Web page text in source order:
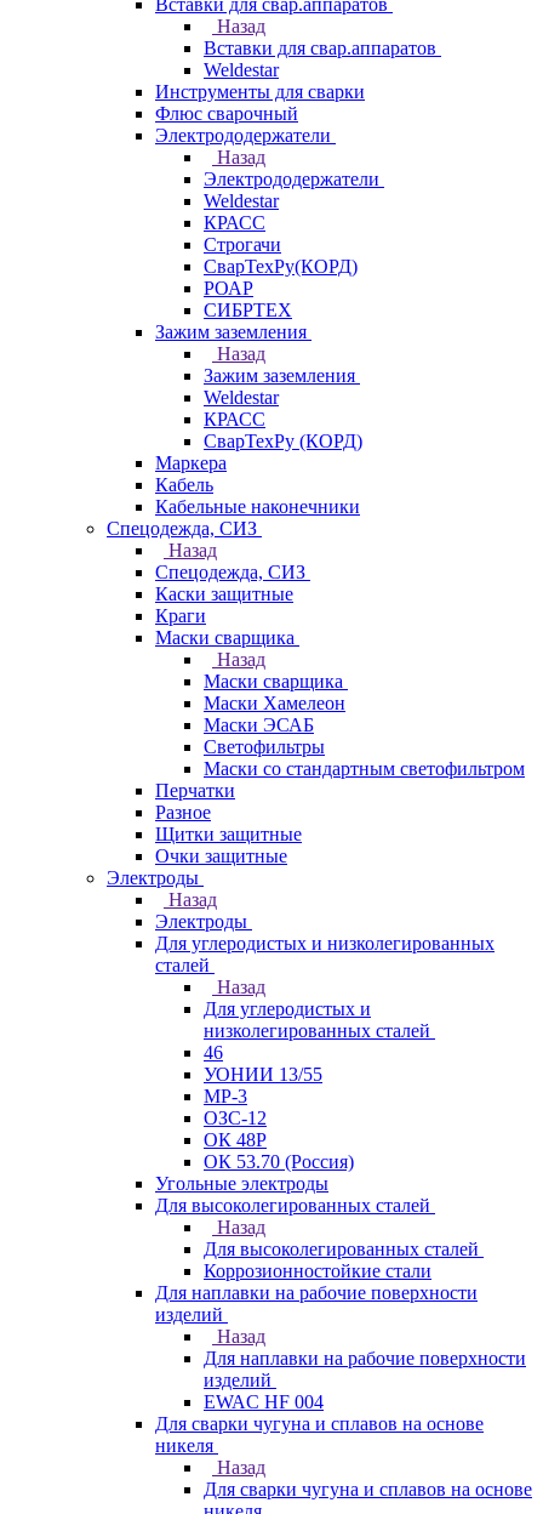
Вставки для свар.аппаратов
Назад
Вставки для свар.аппаратов
Weldestar
Инструменты для сварки
Флюс сварочный
Электрододержатели
Назад
Электрододержатели
Weldestar
КРАСС
Строгачи
СварТехРу(КОРД)
РОАР
СИБРТЕХ
Зажим заземления
Назад
Зажим заземления
Weldestar
КРАСС
СварТехРу (КОРД)
Маркера
Кабель
Кабельные наконечники
Спецодежда, СИЗ
Назад
Спецодежда, СИЗ
Каски защитные
Краги
Маски сварщика
Назад
Маски сварщика
Маски Хамелеон
Маски ЭСАБ
Светофильтры
Маски со стандартным светофильтром
Перчатки
Разное
Щитки защитные
Очки защитные
Электроды
Назад
Электроды
Для углеродистых и низколегированных
сталей
Назад
Для углеродистых и
низколегированных сталей
46
УОНИИ 13/55
МР-3
ОЗС-12
ОК 48Р
ОК 53.70 (Россия)
Угольные электроды
Для высоколегированных сталей
Назад
Для высоколегированных сталей
Коррозионностойкие стали
Для наплавки на рабочие поверхности
изделий
Назад
Для наплавки на рабочие поверхности
изделий
EWAC HF 004
Для сварки чугуна и сплавов на основе
никеля
Назад
Для сварки чугуна и сплавов на основе